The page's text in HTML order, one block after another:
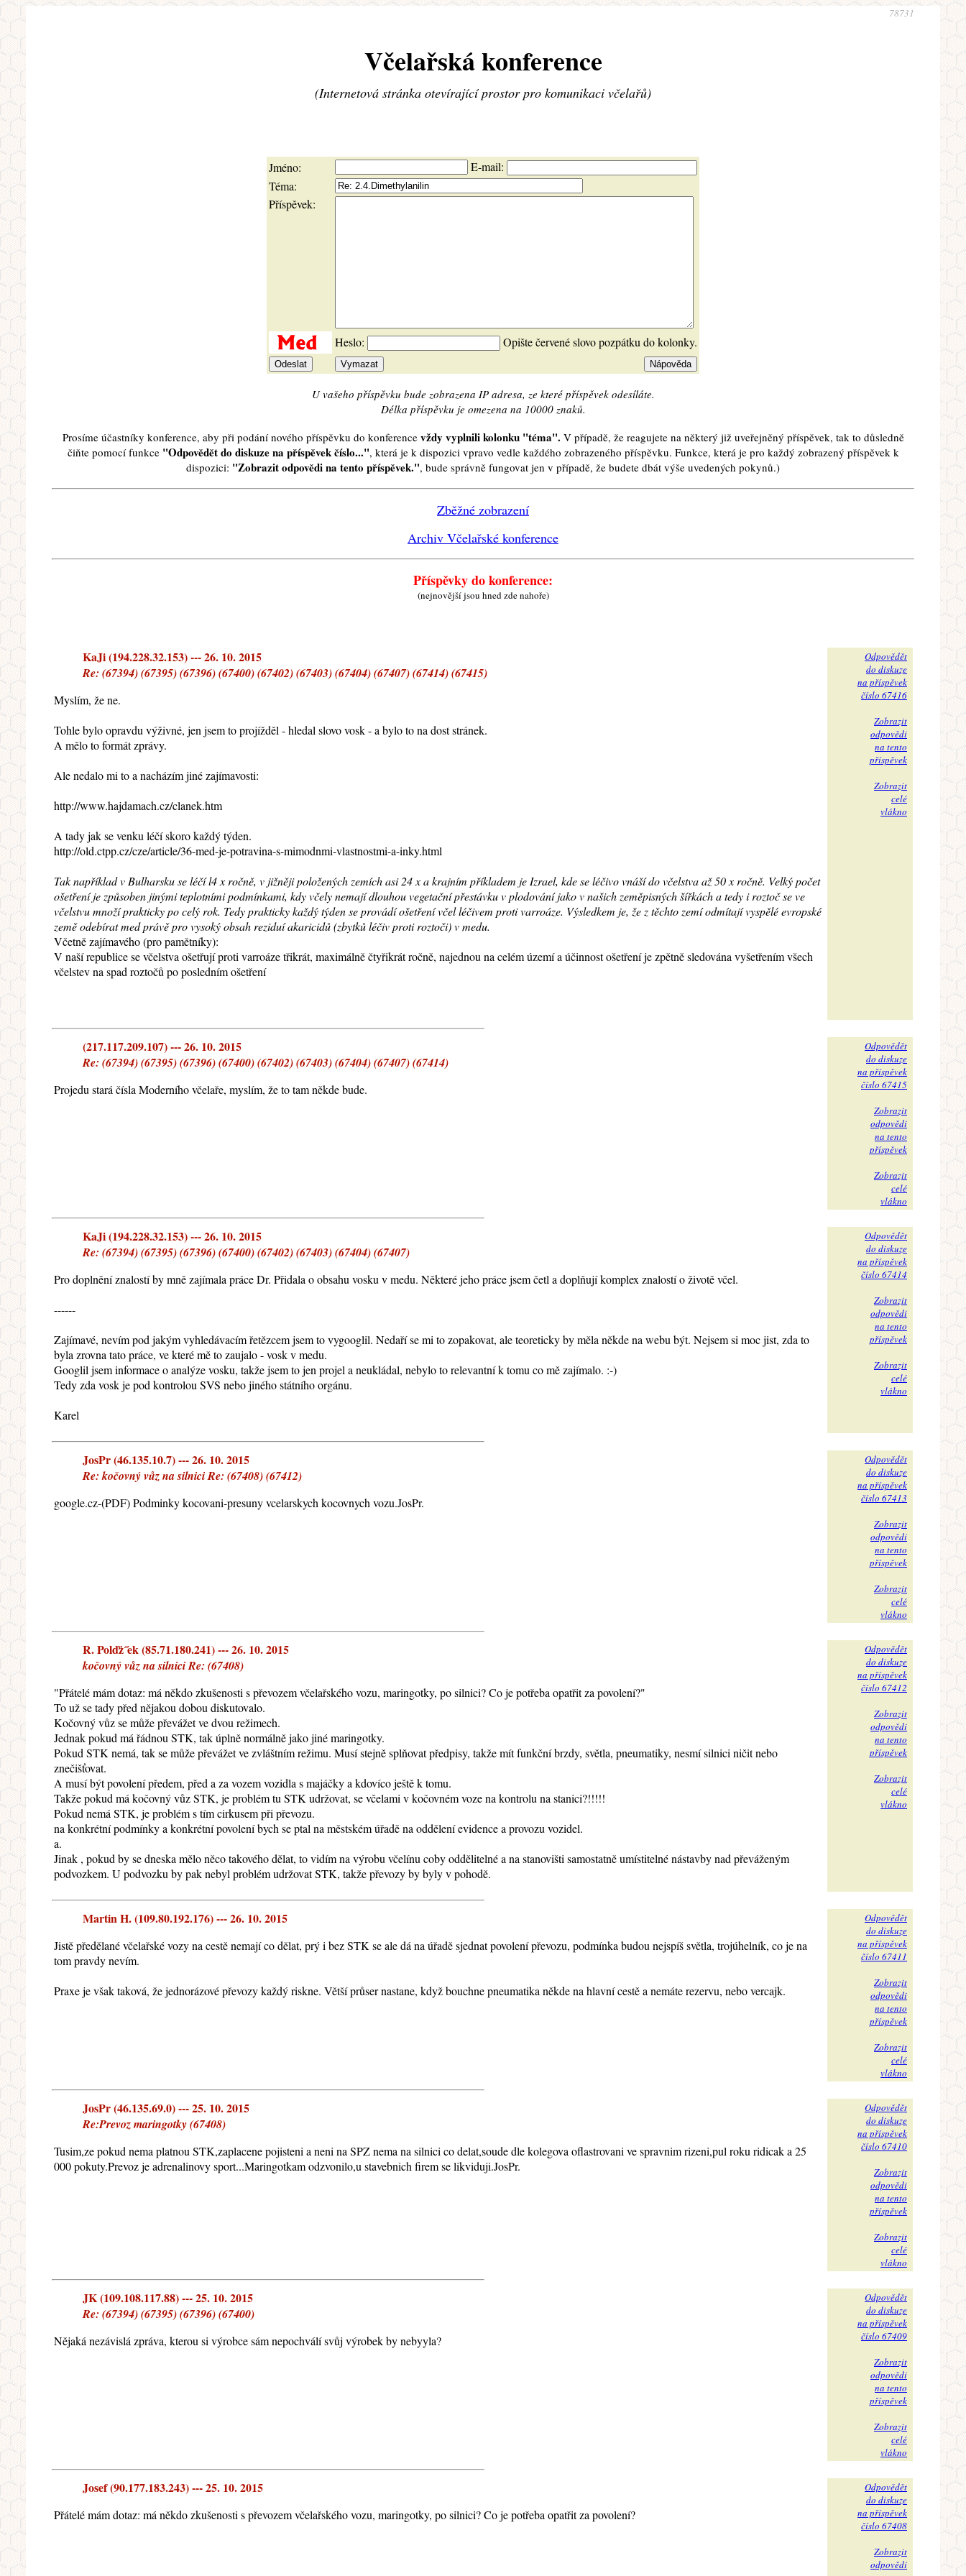
78731
Včelařská konference
(Internetová stránka otevírající prostor pro komunikaci včelařů)
Jméno:
E-mail:
Téma:
Příspěvek:
Heslo: Opište červené slovo pozpátku do kolonky.
U vašeho příspěvku bude zobrazena IP adresa, ze které příspěvek odesíláte.
Délka příspěvku je omezena na 10000 znaků.
Prosíme účastníky konference, aby při podání nového příspěvku do konference vždy vyplnili kolonku "téma". V případě, že reagujete na některý již uveřejněný příspěvek, tak to důsledně
čiňte pomocí funkce "Odpovědět do diskuze na příspěvek číslo...", která je k dispozici vpravo vedle každého zobrazeného příspěvku. Funkce, která je pro každý zobrazený příspěvek k
dispozici: "Zobrazit odpovědi na tento příspěvek.", bude správně fungovat jen v případě, že budete dbát výše uvedených pokynů.)
Zběžné zobrazení
Archiv Včelařské konference
Příspěvky do konference:
(nejnovější jsou hned zde nahoře)
KaJi (194.228.32.153) --- 26. 10. 2015
Re: (67394) (67395) (67396) (67400) (67402) (67403) (67404) (67407) (67414) (67415)
Myslím, že ne.
Tohle bylo opravdu výživné, jen jsem to projížděl - hledal slovo vosk - a bylo to na dost stránek.
A mělo to formát zprávy.
Ale nedalo mi to a nacházím jiné zajímavosti:
http://www.hajdamach.cz/clanek.htm
A tady jak se venku léčí skoro každý týden.
http://old.ctpp.cz/cze/article/36-med-je-potravina-s-mimodnmi-vlastnostmi-a-inky.html
Tak například v Bulharsku se léčí l4 x ročně, v jižněji položených zemích asi 24 x a krajním příkladem je Izrael, kde se léčivo vnáší do včelstva až 50 x ročně. Velký počet
ošetření je způsoben jinými teplotními podmínkami, kdy včely nemají dlouhou vegetační přestávku v plodování jako v našich zeměpisných šířkách a tedy i roztoč se ve
včelstvu množí prakticky po celý rok. Tedy prakticky každý týden se provádí ošetření včel léčivem proti varroáze. Výsledkem je, že z těchto zemí odmítají vyspělé evropské
země odebírat med právě pro vysoký obsah reziduí akaricidů (zbytků léčiv proti roztoči) v medu.
Včetně zajímavého (pro pamětníky):
V naší republice se včelstva ošetřují proti varroáze třikrát, maximálně čtyřikrát ročně, najednou na celém území a účinnost ošetření je zpětně sledována vyšetřením všech
včelstev na spad roztočů po posledním ošetření
Odpovědět
do diskuze
na příspěvek
číslo 67416
Zobrazit
odpovědi
na tento
příspěvek
Zobrazit
celé
vlákno
(217.117.209.107) --- 26. 10. 2015
Re: (67394) (67395) (67396) (67400) (67402) (67403) (67404) (67407) (67414)
Projedu stará čísla Moderního včelaře, myslím, že to tam někde bude.
Odpovědět
do diskuze
na příspěvek
číslo 67415
Zobrazit
odpovědi
na tento
příspěvek
Zobrazit
celé
vlákno
KaJi (194.228.32.153) --- 26. 10. 2015
Re: (67394) (67395) (67396) (67400) (67402) (67403) (67404) (67407)
Pro doplnění znalostí by mně zajímala práce Dr. Přidala o obsahu vosku v medu. Některé jeho práce jsem četl a doplňují komplex znalostí o životě včel.
------
Zajímavé, nevím pod jakým vyhledávacím řetězcem jsem to vygooglil. Nedaří se mi to zopakovat, ale teoreticky by měla někde na webu být. Nejsem si moc jist, zda to
byla zrovna tato práce, ve které mě to zaujalo - vosk v medu.
Googlil jsem informace o analýze vosku, takže jsem to jen projel a neukládal, nebylo to relevantní k tomu co mě zajímalo. :-)
Tedy zda vosk je pod kontrolou SVS nebo jiného státního orgánu.
Karel
Odpovědět
do diskuze
na příspěvek
číslo 67414
Zobrazit
odpovědi
na tento
příspěvek
Zobrazit
celé
vlákno
JosPr (46.135.10.7) --- 26. 10. 2015
Re: kočovný vůz na silnici Re: (67408) (67412)
google.cz-(PDF) Podminky kocovani-presuny vcelarskych kocovnych vozu.JosPr.
Odpovědět
do diskuze
na příspěvek
číslo 67413
Zobrazit
odpovědi
na tento
příspěvek
Zobrazit
celé
vlákno
R. Polďż˝ek (85.71.180.241) --- 26. 10. 2015
kočovný vůz na silnici Re: (67408)
"Přátelé mám dotaz: má někdo zkušenosti s převozem včelařského vozu, maringotky, po silnici? Co je potřeba opatřit za povolení?"
To už se tady před nějakou dobou diskutovalo.
Kočovný vůz se může převážet ve dvou režimech.
Jednak pokud má řádnou STK, tak úplně normálně jako jiné maringotky.
Pokud STK nemá, tak se může převážet ve zvláštním režimu. Musí stejně splňovat předpisy, takže mít funkční brzdy, světla, pneumatiky, nesmí silnici ničit nebo
znečišťovat.
A musí být povolení předem, před a za vozem vozidla s majáčky a kdovíco ještě k tomu.
Takže pokud má kočovný vůz STK, je problém tu STK udržovat, se včelami v kočovném voze na kontrolu na stanici?!!!!!
Pokud nemá STK, je problém s tím cirkusem při převozu.
na konkrétní podmínky a konkrétní povolení bych se ptal na městském úřadě na oddělení evidence a provozu vozidel.
a.
Jinak , pokud by se dneska mělo něco takového dělat, to vidím na výrobu včelínu coby oddělitelné a na stanovišti samostatně umístitelné nástavby nad převáženým
podvozkem. U podvozku by pak nebyl problém udržovat STK, takže převozy by byly v pohodě.
Odpovědět
do diskuze
na příspěvek
číslo 67412
Zobrazit
odpovědi
na tento
příspěvek
Zobrazit
celé
vlákno
Martin H. (109.80.192.176) --- 26. 10. 2015
Jistě předělané včelařské vozy na cestě nemají co dělat, prý i bez STK se ale dá na úřadě sjednat povolení převozu, podmínka budou nejspíš světla, trojúhelník, co je na
tom pravdy nevím.
Praxe je však taková, že jednorázové převozy každý riskne. Větší průser nastane, když bouchne pneumatika někde na hlavní cestě a nemáte rezervu, nebo vercajk.
Odpovědět
do diskuze
na příspěvek
číslo 67411
Zobrazit
odpovědi
na tento
příspěvek
Zobrazit
celé
vlákno
JosPr (46.135.69.0) --- 25. 10. 2015
Re:Prevoz maringotky (67408)
Tusim,ze pokud nema platnou STK,zaplacene pojisteni a neni na SPZ nema na silnici co delat,soude dle kolegova oflastrovani ve spravnim rizeni,pul roku ridicak a 25
000 pokuty.Prevoz je adrenalinovy sport...Maringotkam odzvonilo,u stavebnich firem se likviduji.JosPr.
Odpovědět
do diskuze
na příspěvek
číslo 67410
Zobrazit
odpovědi
na tento
příspěvek
Zobrazit
celé
vlákno
JK (109.108.117.88) --- 25. 10. 2015
Re: (67394) (67395) (67396) (67400)
Nějaká nezávislá zpráva, kterou si výrobce sám nepochválí svůj výrobek by nebyyla?
Odpovědět
do diskuze
na příspěvek
číslo 67409
Zobrazit
odpovědi
na tento
příspěvek
Zobrazit
celé
vlákno
Josef (90.177.183.243) --- 25. 10. 2015
Přátelé mám dotaz: má někdo zkušenosti s převozem včelařského vozu, maringotky, po silnici? Co je potřeba opatřit za povolení?
Odpovědět
do diskuze
na příspěvek
číslo 67408
Zobrazit
odpovědi